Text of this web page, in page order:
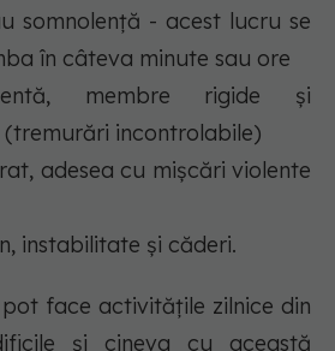
somnolență - acest lucru se
în câteva minute sau ore
membre rigide și
incontrolabile)
adesea cu mișcări violente
instabilitate și căderi.
face activitățile zilnice din
și cineva cu această